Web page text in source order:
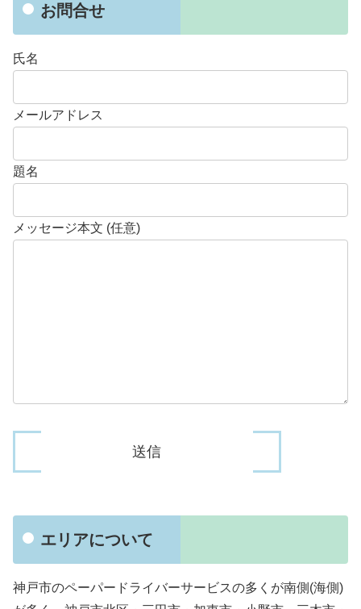
お問合せ
氏名
メールアドレス
題名
メッセージ本文 (任意)
エリアについて
神戸市のペーパードライバーサービスの多くが南側(海側)